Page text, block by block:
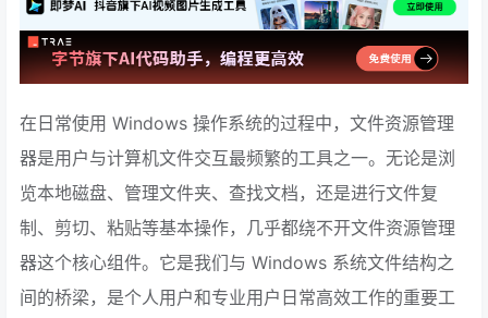
在日常使用 Windows 操作系统的过程中，文件资源管理
器是用户与计算机文件交互最频繁的工具之一。无论是浏
览本地磁盘、管理文件夹、查找文档，还是进行文件复
制、剪切、粘贴等基本操作，几乎都绕不开文件资源管理
器这个核心组件。它是我们与 Windows 系统文件结构之
间的桥梁，是个人用户和专业用户日常高效工作的重要工